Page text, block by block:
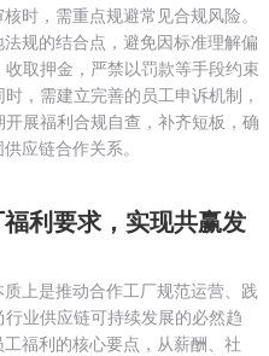
时，需重点规避常见合规风险。
规的结合点，避免因标准理解偏
取押金，严禁以罚款等手段约束
，需建立完善的员工申诉机制，
展福利合规自查，补齐短板，确
应链合作关系。
利要求，实现共赢发
上是推动合作工厂规范运营、践
业供应链可持续发展的必然趋
福利的核心要点，从薪酬、社